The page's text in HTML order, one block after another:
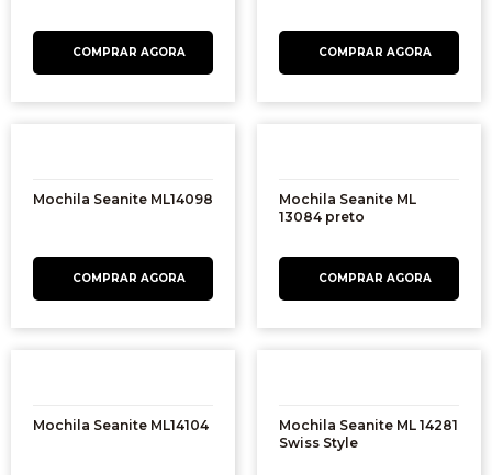
Mochila Seanite ML14098
Mochila Seanite ML
13084 preto
Mochila Seanite ML14104
Mochila Seanite ML 14281
Swiss Style